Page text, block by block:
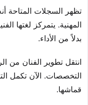
تظهر السجلات المتاحة
المهنية. يتمركز لغتها
بدلاً من الأداء.
انتقل تطوير الفنان من
التخصصات. الآن تكمل
قماشها.